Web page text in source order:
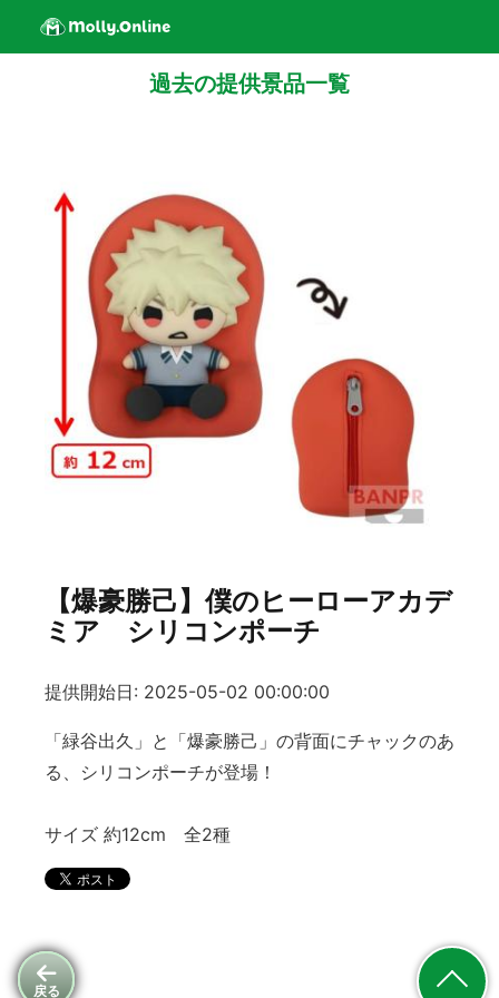
戻る
過去の提供景品一覧
【爆豪勝己】僕のヒーローアカデ
ミア シリコンポーチ
提供開始日: 2025-05-02 00:00:00
「緑谷出久」と「爆豪勝己」の背面にチャックのあ
る、シリコンポーチが登場！
サイズ 約12cm 全2種